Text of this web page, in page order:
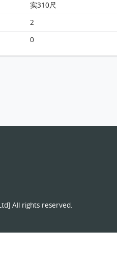
实310尺
2
0
All rights reserved.